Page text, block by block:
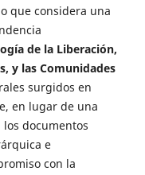
que considera una
de la Liberación,
y las Comunidades
surgidos en
en lugar de una
documentos
e
con la